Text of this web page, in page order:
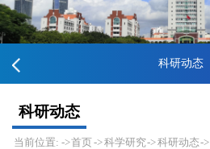
科研动态
科研动态
当前位置: ->首页 ->科学研究->科研动态->